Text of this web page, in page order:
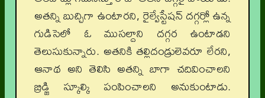
అతన్ని బుచ్చిగా ఉంటారని, రైల్వేస్టేషన్ దగ్గర్లో ఉన్న
గుడిసెలో ఓ ముసల్దాని దగ్గర ఉంటాడని
తెలుసుకున్నారు. అతనికి తల్లిదండ్రులెవరూ లేరని,
ఆనాథ అని తెలిసి అతన్ని బాగా చదివించాలని
బ్రిడ్జి స్కూల్కి పంపించాలని అనుకుంటాడు.